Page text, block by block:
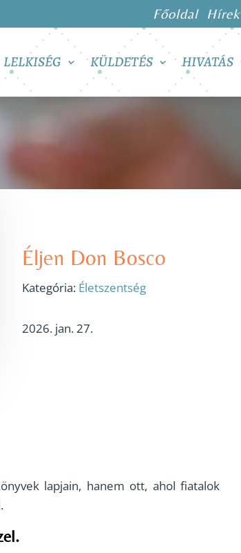
Főoldal Hírek
LELKISÉG KÜLDETÉS HIVATÁS
Éljen Don Bosco
Kategória: Életszentség
2026. jan. 27.
lapjain, hanem ott, ahol fiatalok